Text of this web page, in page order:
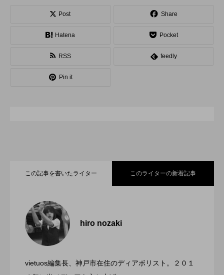
フラワースティック シガーボックス
シェーカーカップ
Post Share
Hatena Pocket
RSS feedly
Pin it
この記事を書いたライター このライターの新着記事
hiro nozaki
vietuos編集長、神戸市在住のディアボリスト。２０１
2022.06.21
2022.06.21